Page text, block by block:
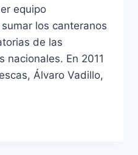
equipo
los canteranos
de las
nacionales. En 2011
Álvaro Vadillo,